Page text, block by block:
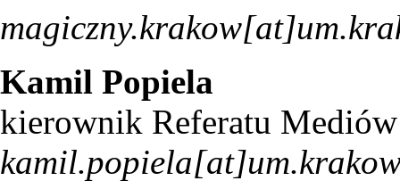
Kamil Popiela
kierownik Referatu